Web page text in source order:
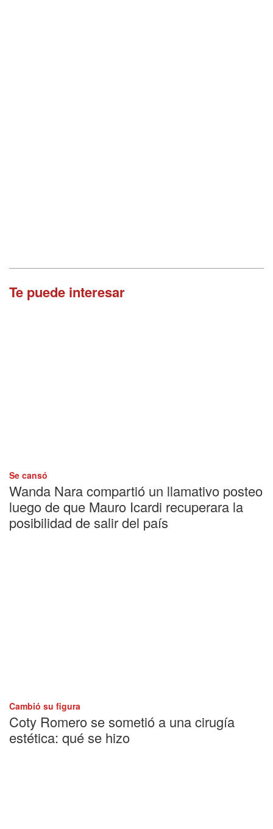
Te puede interesar
Se cansó
Wanda Nara compartió un llamativo posteo
luego de que Mauro Icardi recuperara la
posibilidad de salir del país
Cambió su figura
Coty Romero se sometió a una cirugía
estética: qué se hizo